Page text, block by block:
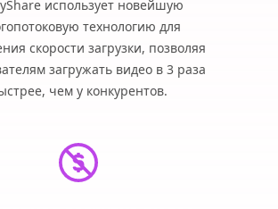
использует новейшую
технологию для
скорости загрузки, позволяя
загружать видео в 3 раза
чем у конкурентов.